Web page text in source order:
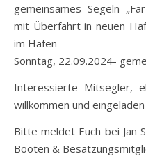
gemeinsames Segeln
mit Überfahrt in neuen
im Hafen
Sonntag, 22.09.2024-
Interessierte Mitsegler,
willkommen und
Bitte meldet Euch bei Jan
Booten &